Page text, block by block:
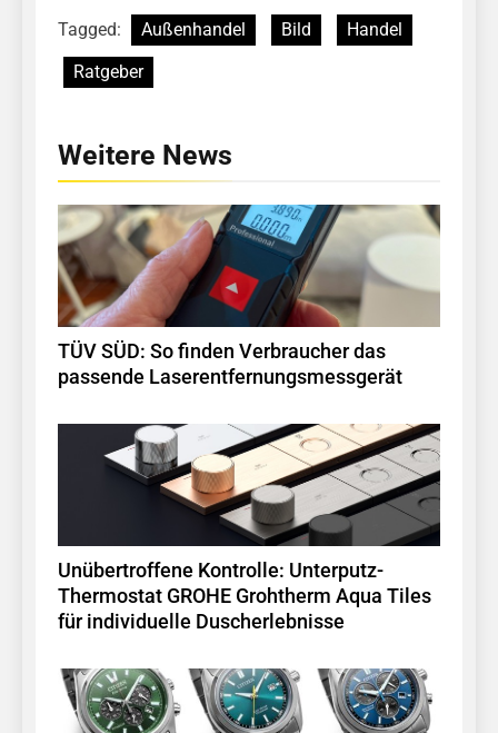
Tagged: Außenhandel Bild
Handel
Ratgeber
Weitere News
TÜV SÜD: So finden Verbraucher das
passende Laserentfernungsmessgerät
Unübertroffene Kontrolle: Unterputz-
Thermostat GROHE Grohtherm Aqua Tiles
für individuelle Duscherlebnisse